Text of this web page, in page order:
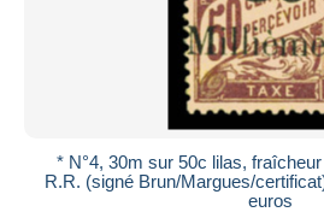
* N°4, 30m sur 50c lilas,
R.R. (signé Brun/Margues/
euros